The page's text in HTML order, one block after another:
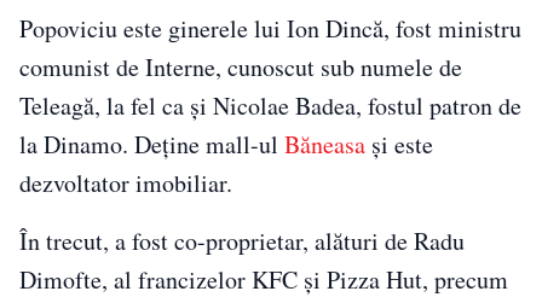
Popoviciu este ginerele lui Ion Dincă, fost ministru
comunist de Interne, cunoscut sub numele de
Teleagă, la fel ca și Nicolae Badea, fostul patron de
la Dinamo. Deține mall-ul Băneasa și este
dezvoltator imobiliar.
În trecut, a fost co-proprietar, alături de Radu
Dimofte, al francizelor KFC și Pizza Hut, precum